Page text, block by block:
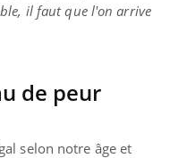
il faut que l'on arrive
de peur
selon notre âge et